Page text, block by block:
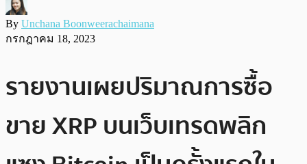
By Unchana Boonweerachaimana
กรกฎาคม 18, 2023
รายงานเผยปริมาณการซื้อ
ขาย XRP บนเว็บเทรดพลิก